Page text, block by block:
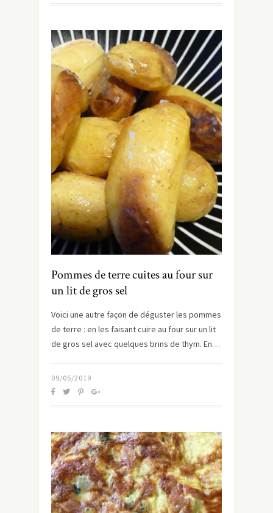
Pommes de terre cuites au four sur
un lit de gros sel
Voici une autre façon de déguster les pommes
de terre : en les faisant cuire au four sur un lit
de gros sel avec quelques brins de thym. En…
09/05/2019